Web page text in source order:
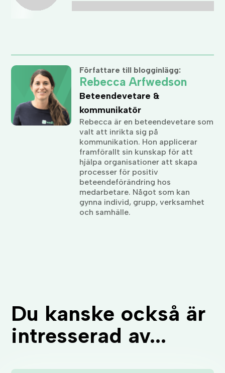
Författare till blogginlägg:
Rebecca Arfwedson
Beteendevetare &
kommunikatör
Rebecca är en beteendevetare som
valt att inrikta sig på
kommunikation. Hon applicerar
framförallt sin kunskap för att
hjälpa organisationer att skapa
processer för positiv
beteendeförändring hos
medarbetare. Något som kan
gynna individ, grupp, verksamhet
och samhälle.
Du kanske också är
intresserad av...